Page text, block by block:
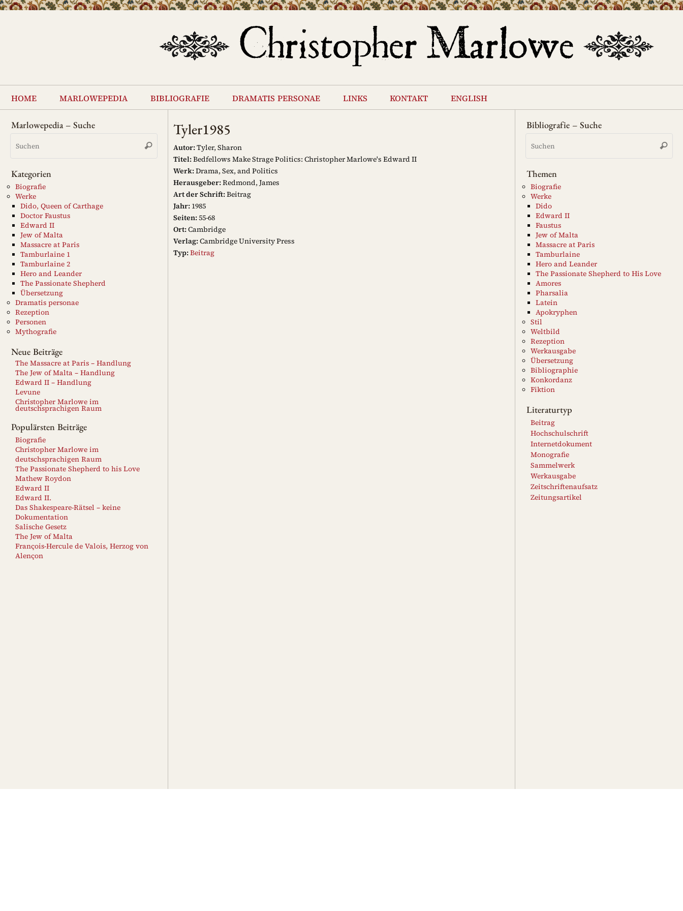
Zum
Inhalt
springen
home marlowepedia bibliografie dramatis personae links kontakt english
Tyler1985
Autor:Tyler, Sharon
Titel:Bedfellows Make Strage Politics: Christopher Marlowe's Edward II
Werk:Drama, Sex, and Politics
Herausgeber:Redmond, James
Art der Schrift:Beitrag
Jahr: 1985
Seiten:55-68
Ort:Cambridge
Verlag:Cambridge University Press
Typ:Beitrag
Marlowepedia – Suche
Suchen
nach:
Suchen
Kategorien
Biografie
Werke
Dido, Queen of Carthage
Doctor Faustus
Edward II
Jew of Malta
Massacre at Paris
Tamburlaine 1
Tamburlaine 2
Hero and Leander
The Passionate Shepherd
Übersetzung
Dramatis personae
Rezeption
Personen
Mythografie
Neue Beiträge
The Massacre at Paris – Handlung
The Jew of Malta – Handlung
Edward II – Handlung
Levune
Christopher Marlowe im
deutschsprachigen Raum
Populärsten Beiträge
Biografie
Christopher Marlowe im
deutschsprachigen Raum
The Passionate Shepherd to his Love
Mathew Roydon
Edward II
Edward II.
Das Shakespeare-Rätsel – keine
Dokumentation
Salische Gesetz
The Jew of Malta
François-Hercule de Valois, Herzog von
Alençon
Bibliografie – Suche
Themen
Biografie
Werke
Dido
Edward II
Faustus
Jew of Malta
Massacre at Paris
Tamburlaine
Hero and Leander
The Passionate Shepherd to His Love
Amores
Pharsalia
Latein
Apokryphen
Stil
Weltbild
Rezeption
Werkausgabe
Übersetzung
Bibliographie
Konkordanz
Fiktion
Literaturtyp
Beitrag
Hochschulschrift
Internetdokument
Monografie
Sammelwerk
Werkausgabe
Zeitschriftenaufsatz
Zeitungsartikel